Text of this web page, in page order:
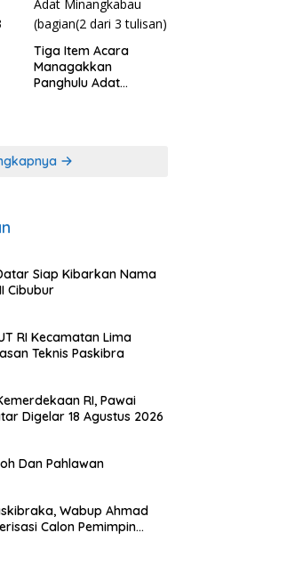
Tiga Item Acara
Managakkan
Panghulu Adat
Siap Kibarkan Nama
Cibubur
RI Kecamatan Lima
Teknis Paskibra
RI, Pawai
Digelar 18 Agustus 2026
Dan Pahlawan
Wabup Ahmad
Calon Pemimpin